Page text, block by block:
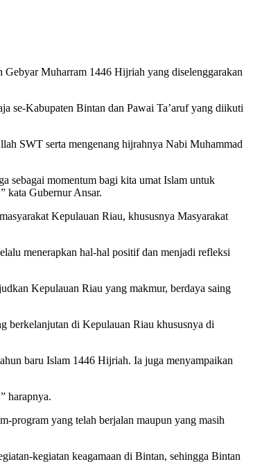
Muharram 1446 Hijriah yang diselenggarakan
se-Kabupaten Bintan dan Pawai Ta’aruf yang diikuti
SWT serta mengenang hijrahnya Nabi Muhammad
sebagai momentum bagi kita umat Islam untuk
kata Gubernur Ansar.
Kepulauan Riau, khususnya Masyarakat
menerapkan hal-hal positif dan menjadi refleksi
Kepulauan Riau yang makmur, berdaya saing
berkelanjutan di Kepulauan Riau khususnya di
baru Islam 1446 Hijriah. Ia juga menyampaikan
harapnya.
program yang telah berjalan maupun yang masih
kegiatan keagamaan di Bintan, sehingga Bintan